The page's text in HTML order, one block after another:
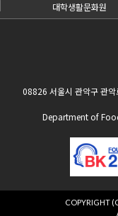
대학생활문화원
08826 서울시 관악구 관
Department of
COPYRIGHT